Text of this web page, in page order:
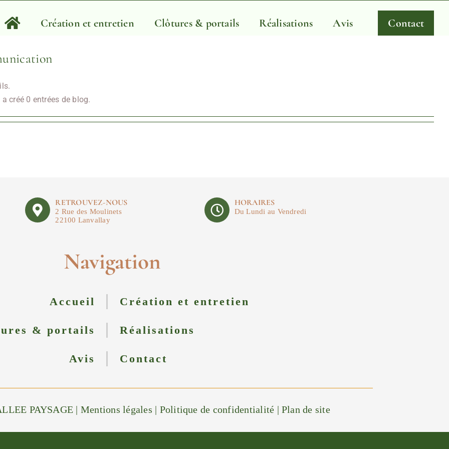
Création et entretien Clôtures & portails Réalisations Avis Contact
créé 0 entrées de blog.
RETROUVEZ-NOUS
2 Rue des Moulinets
22100 Lanvallay
HORAIRES
Du Lundi au Vendredi
Navigation
Accueil Création et entretien
& portails Réalisations
Avis Contact
PAYSAGE | Mentions légales | Politique de confidentialité |Plan de site